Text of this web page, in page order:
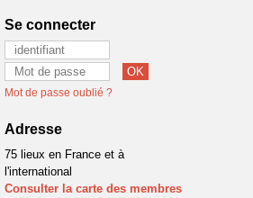
Se connecter
Mot de passe oublié ?
Adresse
75 lieux en France et à
l'international
Consulter la carte des membres